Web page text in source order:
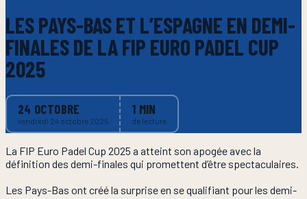
LES PAYS-BAS ET L’ESPAGNE EN DEMI-
FINALES DE LA FIP EURO PADEL CUP
2025
24 OCTOBRE
vendredi 24 octobre 2025
1 MIN
de lecture
La FIP Euro Padel Cup 2025 a atteint son apogée avec la
définition des demi-finales qui promettent d’être spectaculaires.
Les Pays-Bas ont créé la surprise en se qualifiant pour les demi-